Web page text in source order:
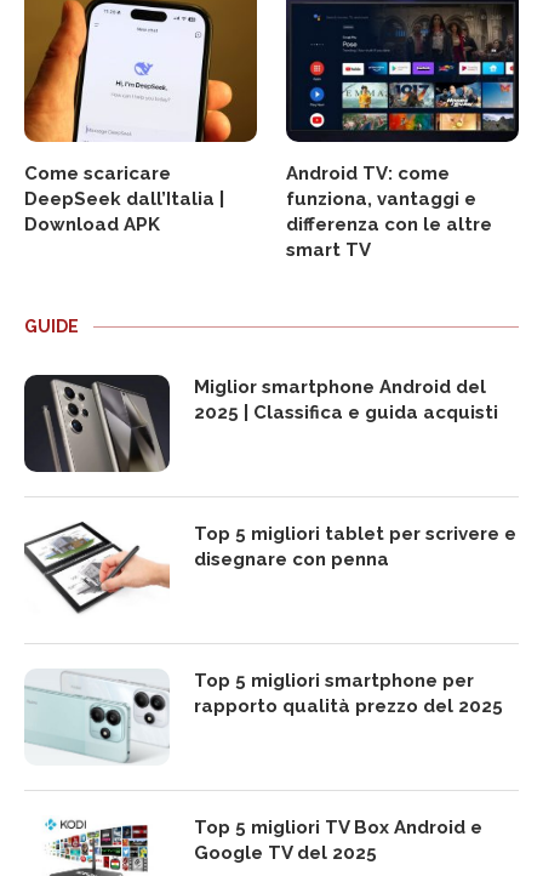
Come scaricare
DeepSeek dall’Italia |
Download APK
Android TV: come
funziona, vantaggi e
differenza con le altre
smart TV
GUIDE
Miglior smartphone Android del
2025 | Classifica e guida acquisti
Top 5 migliori tablet per scrivere e
disegnare con penna
Top 5 migliori smartphone per
rapporto qualità prezzo del 2025
Top 5 migliori TV Box Android e
Google TV del 2025